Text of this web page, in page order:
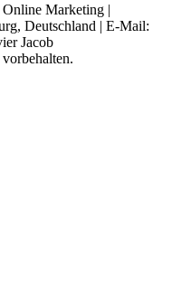
Marketing |
Deutschland | E-Mail:
Jacob